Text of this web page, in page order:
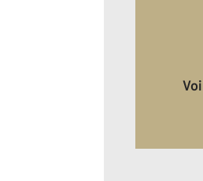
Voir les 1 bien approchant correspondant à